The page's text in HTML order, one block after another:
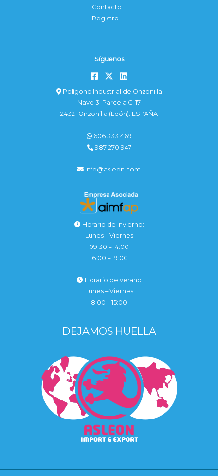
Contacto
Registro
Síguenos
Polígono Industrial de Onzonilla
Nave 3. Parcela G-17
24321 Onzonilla (León). ESPAÑA
606 333 469
987 270 947
info@asleon.com
Horario de invierno:
Lunes – Viernes
09:30 – 14:00
16:00 – 19:00
Horario de verano
Lunes – Viernes
8:00 – 15:00
DEJAMOS HUELLA